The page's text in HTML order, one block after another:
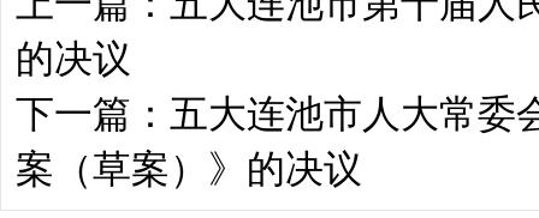
的决议
下一篇： 五大连池市人大常委
案（草案）》的决议